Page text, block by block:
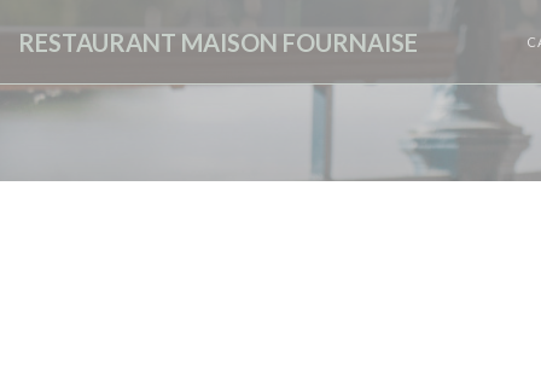
RESTAURANT MAISON FOURNAISE